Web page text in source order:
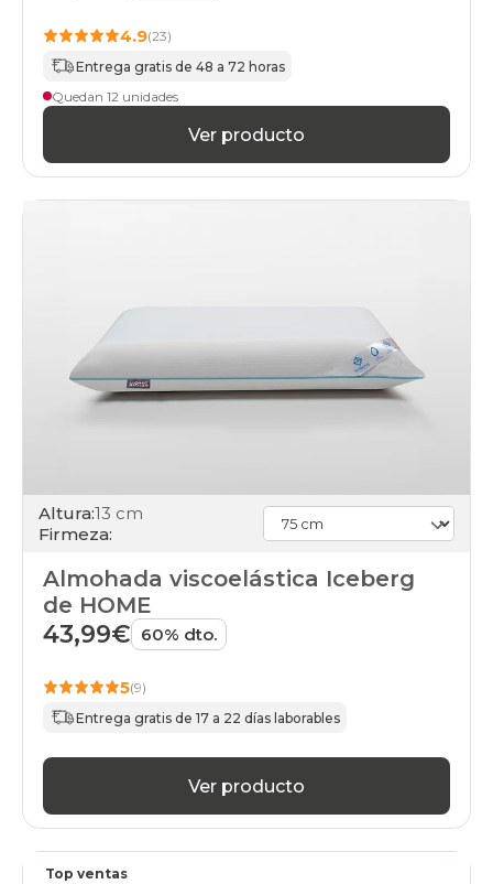
4.9(23)
Entrega gratis de 48 a 72 horas
Quedan 12 unidades
Ver producto
Altura:13 cm
Firmeza:
Almohada viscoelástica Iceberg
de HOME
43,99€ 60% dto.
5(9)
Entrega gratis de 17 a 22 días laborables
Ver producto
Top ventas